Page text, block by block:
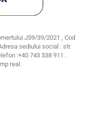
J59/39/2021 , Cod
sediului social : str.
:+40 743 538 911 .
real.